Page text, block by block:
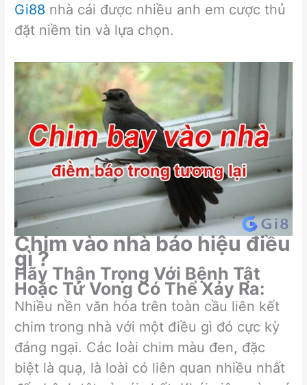
Gi88 nhà cái được nhiều anh em cược thủ
đặt niềm tin và lựa chọn.
Chim vào nhà báo hiệu điều
gì ?
Hãy Thận Trọng Với Bệnh Tật
Hoặc Tử Vong Có Thể Xảy Ra:
Nhiều nền văn hóa trên toàn cầu liên kết
chim trong nhà với một điều gì đó cực kỳ
đáng ngại. Các loài chim màu đen, đặc
biệt là quạ, là loài có liên quan nhiều nhất